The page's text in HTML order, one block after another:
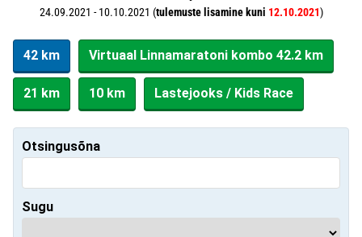
24.09.2021 - 10.10.2021 (tulemuste lisamine kuni 12.10.2021)
42 km Virtuaal Linnamaratoni kombo 42.2 km
21 km 10 km Lastejooks / Kids Race
Otsingusõna
Sugu